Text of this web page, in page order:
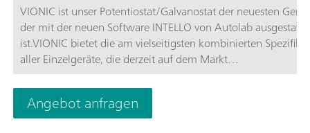
VIONIC ist unser Potentiostat/Galvanostat der neuesten
der mit der neuen Software INTELLO von Autolab
ist.VIONIC bietet die am vielseitigsten kombinierten
aller Einzelgeräte, die derzeit auf dem Markt
sind.Ausgangsspannung: ±50 V; Standardstrom: ±6 A; EIS-
Frequenz: bis zu 10 MHz; Probennahmeintervall: bis zu 1 μs;
Preis für den VIONIC sind auch Funktionen enthalten, die
meisten anderen Geräten normalerweise mit zusätzlichen
Angebot anfragen